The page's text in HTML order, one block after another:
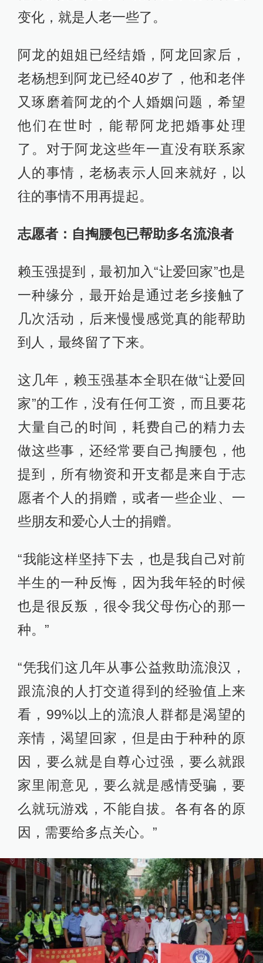
变化，就是人老一些了。
阿龙的姐姐已经结婚，阿龙回家后，
老杨想到阿龙已经40岁了，他和老伴
又琢磨着阿龙的个人婚姻问题，希望
他们在世时，能帮阿龙把婚事处理
了。对于阿龙这些年一直没有联系家
人的事情，老杨表示人回来就好，以
往的事情不用再提起。
志愿者：自掏腰包已帮助多名流浪者
赖玉强提到，最初加入“让爱回家”也是
一种缘分，最开始是通过老乡接触了
几次活动，后来慢慢感觉真的能帮助
到人，最终留了下来。
这几年，赖玉强基本全职在做“让爱回
家”的工作，没有任何工资，而且要花
大量自己的时间，耗费自己的精力去
做这些事，还经常要自己掏腰包，他
提到，所有物资和开支都是来自于志
愿者个人的捐赠，或者一些企业、一
些朋友和爱心人士的捐赠。
“我能这样坚持下去，也是我自己对前
半生的一种反悔，因为我年轻的时候
也是很反叛，很令我父母伤心的那一
种。”
“凭我们这几年从事公益救助流浪汉，
跟流浪的人打交道得到的经验值上来
看，99%以上的流浪人群都是渴望的
亲情，渴望回家，但是由于种种的原
因，要么就是自尊心过强，要么就跟
家里闹意见，要么就是感情受骗，要
么就玩游戏，不能自拔。各有各的原
因，需要给多点关心。”